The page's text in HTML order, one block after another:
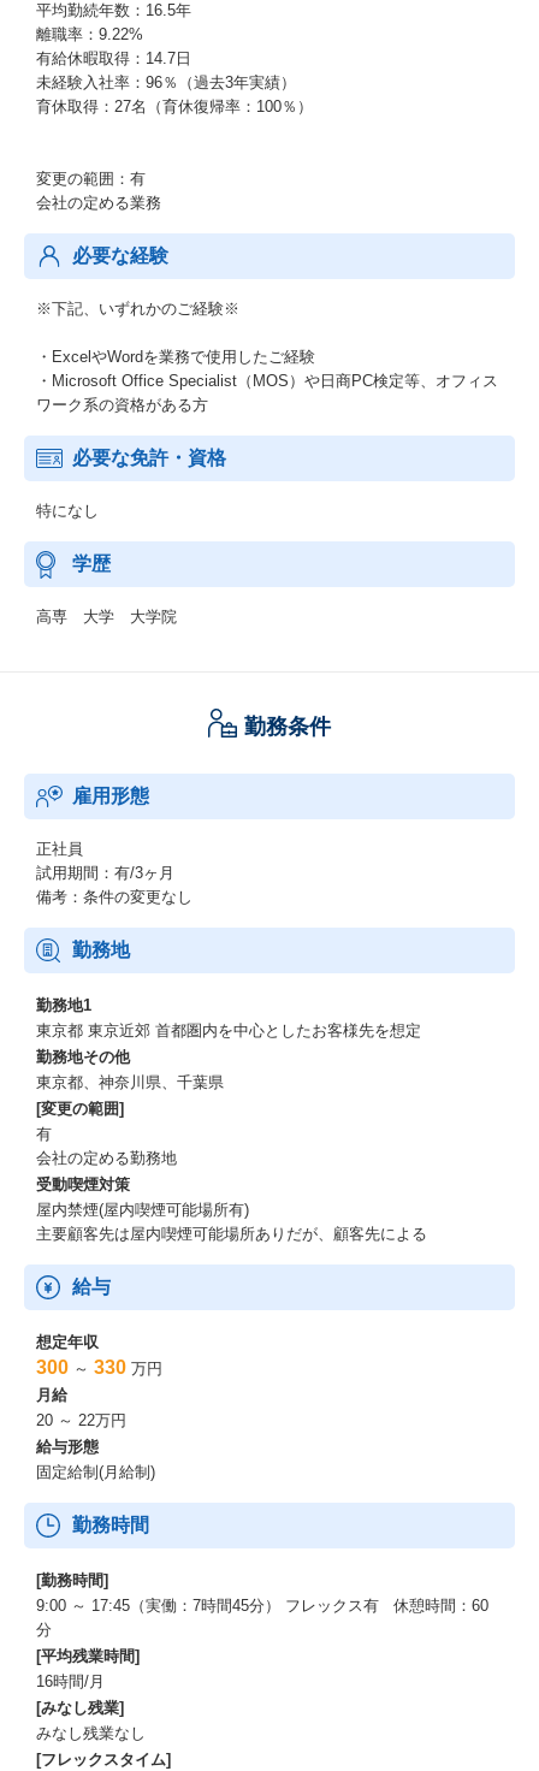
平均勤続年数：16.5年
離職率：9.22%
有給休暇取得：14.7日
未経験入社率：96％（過去3年実績）
育休取得：27名（育休復帰率：100％）
変更の範囲：有
会社の定める業務
必要な経験
※下記、いずれかのご経験※
・ExcelやWordを業務で使用したご経験
・Microsoft Office Specialist（MOS）や日商PC検定等、オフィス
ワーク系の資格がある方
必要な免許・資格
特になし
学歴
高専 大学 大学院
勤務条件
雇用形態
正社員
試用期間：有/3ヶ月
備考：条件の変更なし
勤務地
勤務地1
東京都 東京近郊 ⾸都圏内を中⼼としたお客様先を想定
勤務地その他
東京都、神奈川県、千葉県
[変更の範囲]
有
会社の定める勤務地
受動喫煙対策
屋内禁煙(屋内喫煙可能場所有)
主要顧客先は屋内喫煙可能場所ありだが、顧客先による
給与
想定年収
300 ～ 330 万円
月給
20 ～ 22万円
給与形態
固定給制(月給制)
勤務時間
[勤務時間]
9:00 ～ 17:45（実働：7時間45分） フレックス有 休憩時間：60
分
[平均残業時間]
16時間/月
[みなし残業]
みなし残業なし
[フレックスタイム]